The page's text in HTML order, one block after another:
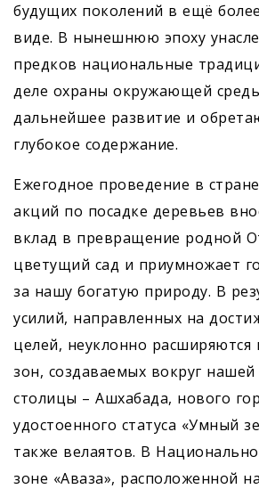
будущих поколений в ещё
виде. В нынешнюю эпоху
предков национальные
деле охраны окружающей
дальнейшее развитие и
глубокое содержание.
Ежегодное проведение в
акций по посадке деревьев
вклад в превращение родной
цветущий сад и приумножает
за нашу богатую природу. В
усилий, направленных на
целей, неуклонно расширяются
зон, создаваемых вокруг
столицы – Ашхабада, нового
удостоенного статуса «Умный
также велаятов. В
зоне «Аваза», расположенной